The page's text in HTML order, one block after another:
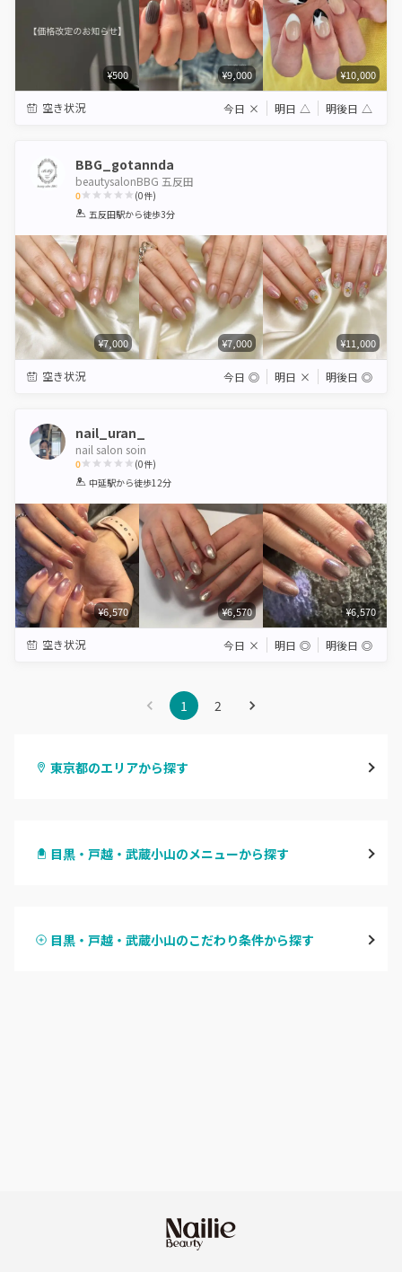
¥500 ¥9,000 ¥10,000
空き状況 今日 × 明日 △ 明後日 △
BBG_gotannda
beautysalonBBG 五反田
0
1 2 3 4 5
(0件)
五反田駅から徒歩3分
¥7,000 ¥7,000 ¥11,000
空き状況 今日 ◎ 明日 × 明後日 ◎
nail_uran_
nail salon soin
0
1 2 3 4 5
(0件)
中延駅から徒歩12分
¥6,570 ¥6,570 ¥6,570
空き状況 今日 × 明日 ◎ 明後日 ◎
1 2
東京都のエリアから探す
原宿
目黒・戸越・武蔵小山のメニューから探す
ハンドスカルプ
目黒・戸越・武蔵小山のこだわり条件から探す